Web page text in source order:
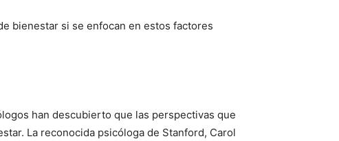
bienestar si se enfocan en estos factores
han descubierto que las perspectivas que
La reconocida psicóloga de Stanford, Carol